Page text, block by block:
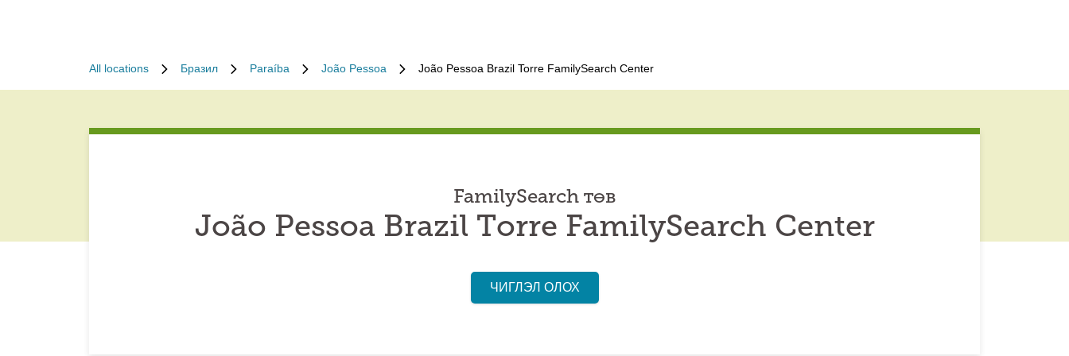
All locations Бразил Paraíba João Pessoa João Pessoa Brazil Torre FamilySearch Center
FamilySearch төв
João Pessoa Brazil Torre FamilySearch Center
ЧИГЛЭЛ ОЛОХ